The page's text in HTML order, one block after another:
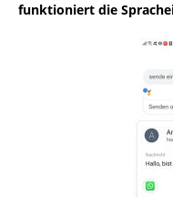
funktioniert die